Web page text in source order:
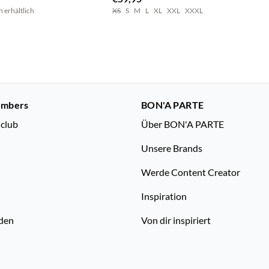
erhältlich XS S M L XL XXL XXXL
BON'A PARTE
Über BON'A PARTE
Unsere Brands
Werde Content Creator
Inspiration
Von dir inspiriert